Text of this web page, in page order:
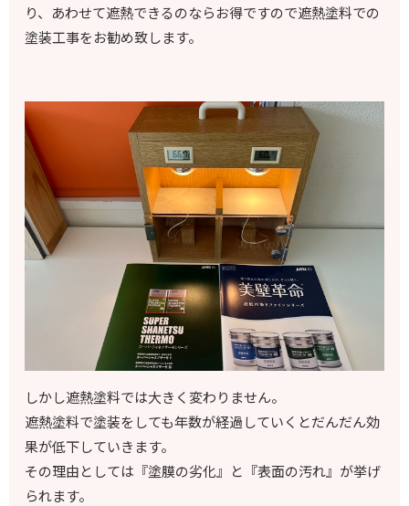
り、あわせて遮熱できるのならお得ですので遮熱塗料での
塗装工事をお勧め致します。
しかし遮熱塗料では大きく変わりません。
遮熱塗料で塗装をしても年数が経過していくとだんだん効
果が低下していきます。
その理由としては『塗膜の劣化』と『表面の汚れ』が挙げ
られます。